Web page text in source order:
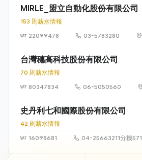
MIRLE_盟立自動化股份有限公司
153 則薪水情報
22099478
03-5783280
台灣穗高科技股份有限公司
70 則薪水情報
80347834
06-5050560
史丹利七和國際股份有限公司
42 則薪水情報
16098681
04-25663211分機571